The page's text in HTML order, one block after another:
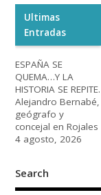
Ultimas
Entradas
ESPAÑA SE
QUEMA…Y LA
HISTORIA SE REPITE.
Alejandro Bernabé,
geógrafo y
concejal en Rojales
4 agosto, 2026
Search